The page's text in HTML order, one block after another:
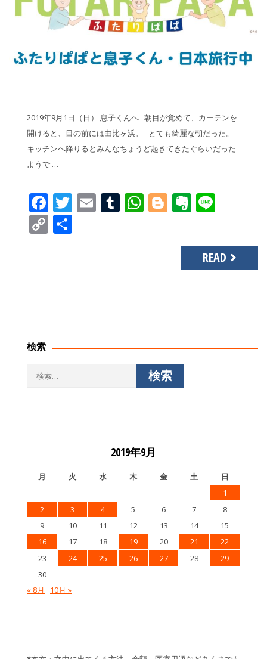
2019年9月1日（日） 息子くんへ 朝目が覚めて、カーテンを
開けると、目の前には由比ヶ浜。 とても綺麗な朝だった。
キッチンへ降りるとみんなちょうど起きてきたぐらいだった
ようで …
Facebook
Twitter
EmailTumblr
WhatsApp
Blogger
Copy
READ
検索
2019年9月
月 火 水 木 金 土
日
1
2
3 4 5 6 7
8
9
10 11 12 13 14
15
16
17 18 19 20 21
22
23
24 25 26 27 28
29
30
« 8月
10月 »